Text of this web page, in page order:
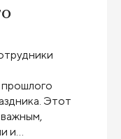
Этот
и